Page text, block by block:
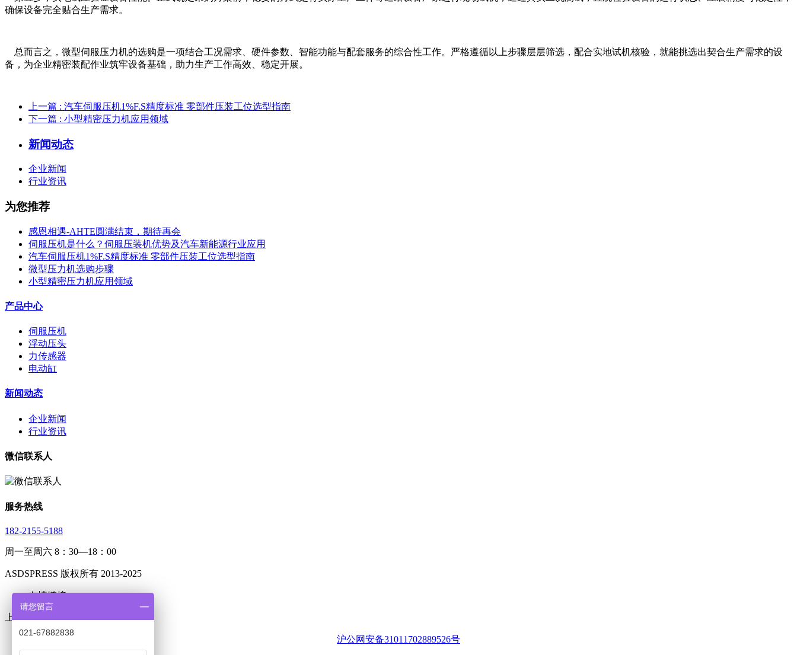
确保设备完全贴合生产需求。
总而言之，微型伺服压力机的选购是一项结合工况需求、硬件参数、智能功能与配套服务的综合性工作。严格遵循以上步骤层层筛选，配合实地试机核验，就能挑选出契合生产需求的设
备，为企业精密装配作业筑牢设备基础，助力生产工作高效、稳定开展。
上一篇 : 汽车伺服压机1%F.S精度标准 零部件压装工位选型指南
下一篇 : 小型精密压力机应用领域
新闻动态
企业新闻
行业资讯
为您推荐
感恩相遇-AHTE圆满结束，期待再会
伺服压机是什么？伺服压装机优势及汽车新能源行业应用
汽车伺服压机1%F.S精度标准 零部件压装工位选型指南
微型压力机选购步骤
小型精密压力机应用领域
产品中心
伺服压机
浮动压头
力传感器
电动缸
新闻动态
企业新闻
行业资讯
微信联系人
服务热线
182-2155-5188
周一至周六 8：30—18：00
ASDSPRESS 版权所有 2013-2025
友情链接 :
上海市松江区光华路488号11栋
沪公网安备31011702889526号
请您留言
021-67882838